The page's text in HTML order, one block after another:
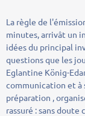
La règle de
minutes, arrivât un
idées du principal
questions que les
Eglantine König-
communication et à
préparation ,
rassuré : sans